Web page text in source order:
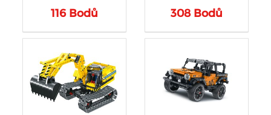
116 Bodů 308 Bodů